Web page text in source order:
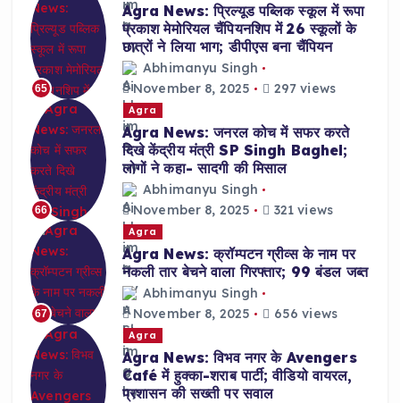
65
Agra News: प्रिल्यूड पब्लिक स्कूल में रूपा
प्रकाश मेमोरियल चैंपियनशिप में 26 स्कूलों के
छात्रों ने लिया भाग; डीपीएस बना चैंपियन
Abhimanyu Singh
November 8, 2025
297 views
66
Agra
Agra News: जनरल कोच में सफर करते
दिखे केंद्रीय मंत्री SP Singh Baghel;
लोगों ने कहा- सादगी की मिसाल
Abhimanyu Singh
November 8, 2025
321 views
67
Agra
Agra News: क्रॉम्पटन ग्रीव्स के नाम पर
नकली तार बेचने वाला गिरफ्तार; 99 बंडल जब्त
Abhimanyu Singh
November 8, 2025
656 views
Agra
Agra News: विभव नगर के Avengers
Café में हुक्का-शराब पार्टी; वीडियो वायरल,
प्रशासन की सख्ती पर सवाल